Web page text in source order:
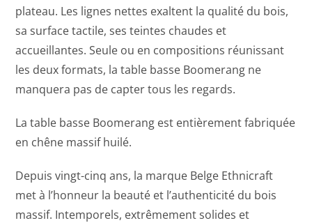
plateau. Les lignes nettes exaltent la qualité du bois,
sa surface tactile, ses teintes chaudes et
accueillantes. Seule ou en compositions réunissant
les deux formats, la table basse Boomerang ne
manquera pas de capter tous les regards.
La table basse Boomerang est entièrement fabriquée
en chêne massif huilé.
Depuis vingt-cinq ans, la marque Belge Ethnicraft
met à l’honneur la beauté et l’authenticité du bois
massif. Intemporels, extrêmement solides et